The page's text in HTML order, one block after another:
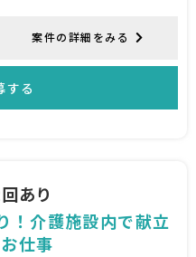
する
案件の詳細をみる
あり
！介護施設内で献立
仕事